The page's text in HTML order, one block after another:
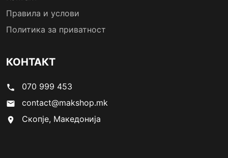
Правила и услови
Политика за приватност
КОНТАКТ
phone 070 999 453
email contact@makshop.mk
location_on Скопје, Македонија